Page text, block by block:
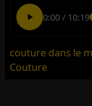
0:00/ 10:19
couture dans le
Couture